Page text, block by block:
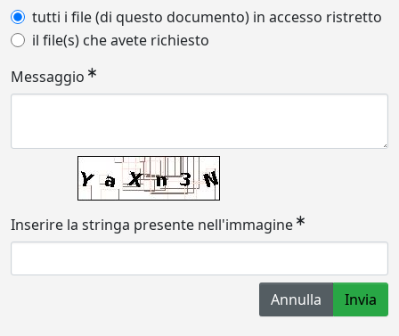
tutti i file (di questo documento) in accesso ristretto
il file(s) che avete richiesto
Messaggio
Inserire la stringa presente nell'immagine
Annulla Invia